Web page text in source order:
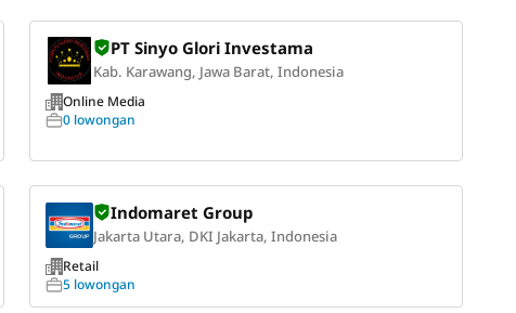
PT Sinyo Glori Investama
Kab. Karawang, Jawa Barat, Indonesia
Online Media
0 lowongan
Indomaret Group
Jakarta Utara, DKI Jakarta, Indonesia
Retail
5 lowongan